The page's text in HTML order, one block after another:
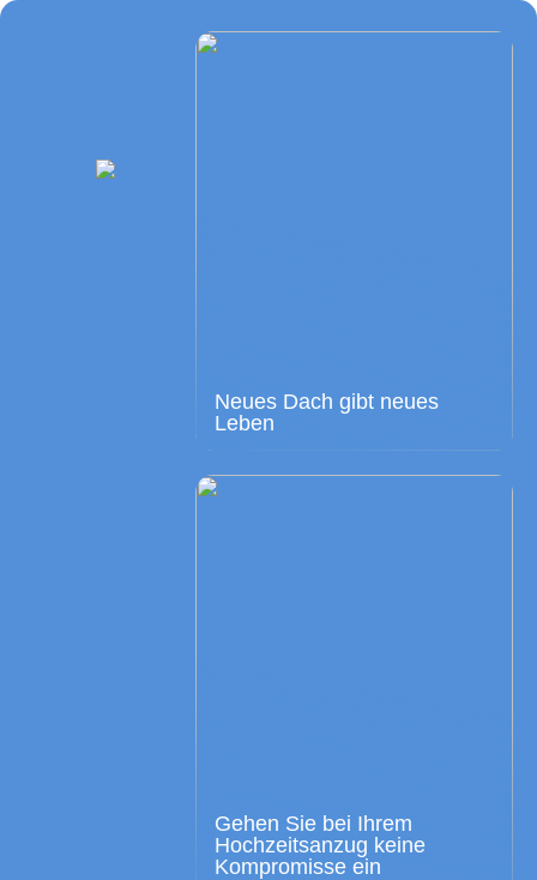
Neues Dach gibt neues
Leben
Gehen Sie bei Ihrem
Hochzeitsanzug keine
Kompromisse ein